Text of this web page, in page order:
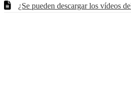
¿Se pueden descargar los vídeos